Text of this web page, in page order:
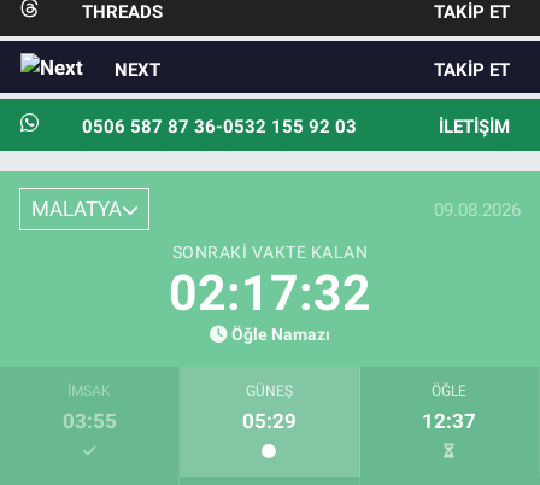
THREADS TAKIP ET
NEXT TAKIP ET
0506 587 87 36-0532 155 92 03 İLETIŞIM
MALATYA 09.08.2026
SONRAKI VAKTE KALAN
02:17:31
Öğle Namazı
İMSAK
03:55
GÜNEŞ
05:29
ÖĞLE
12:37